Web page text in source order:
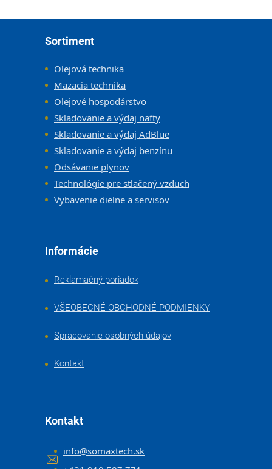
Sortiment
Olejová technika
Mazacia technika
Olejové hospodárstvo
Skladovanie a výdaj nafty
Skladovanie a výdaj AdBlue
Skladovanie a výdaj benzínu
Odsávanie plynov
Technológie pre stlačený vzduch
Vybavenie dielne a servisov
Informácie
Reklamačný poriadok
VŠEOBECNÉ OBCHODNÉ PODMIENKY
Spracovanie osobných údajov
Kontakt
Kontakt
info@somaxtech.sk